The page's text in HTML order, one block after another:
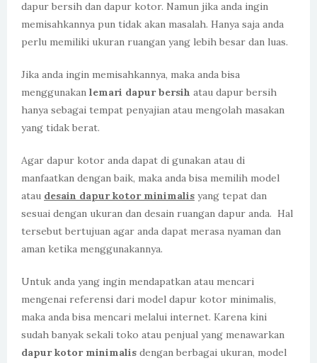
dapur bersih dan dapur kotor. Namun jika anda ingin
memisahkannya pun tidak akan masalah. Hanya saja anda
perlu memiliki ukuran ruangan yang lebih besar dan luas.
Jika anda ingin memisahkannya, maka anda bisa
menggunakan lemari dapur bersih atau dapur bersih
hanya sebagai tempat penyajian atau mengolah masakan
yang tidak berat.
Agar dapur kotor anda dapat di gunakan atau di
manfaatkan dengan baik, maka anda bisa memilih model
atau desain dapur kotor minimalis yang tepat dan
sesuai dengan ukuran dan desain ruangan dapur anda. Hal
tersebut bertujuan agar anda dapat merasa nyaman dan
aman ketika menggunakannya.
Untuk anda yang ingin mendapatkan atau mencari
mengenai referensi dari model dapur kotor minimalis,
maka anda bisa mencari melalui internet. Karena kini
sudah banyak sekali toko atau penjual yang menawarkan
dapur kotor minimalis dengan berbagai ukuran, model